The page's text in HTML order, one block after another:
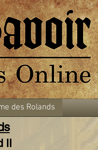
des Rolands